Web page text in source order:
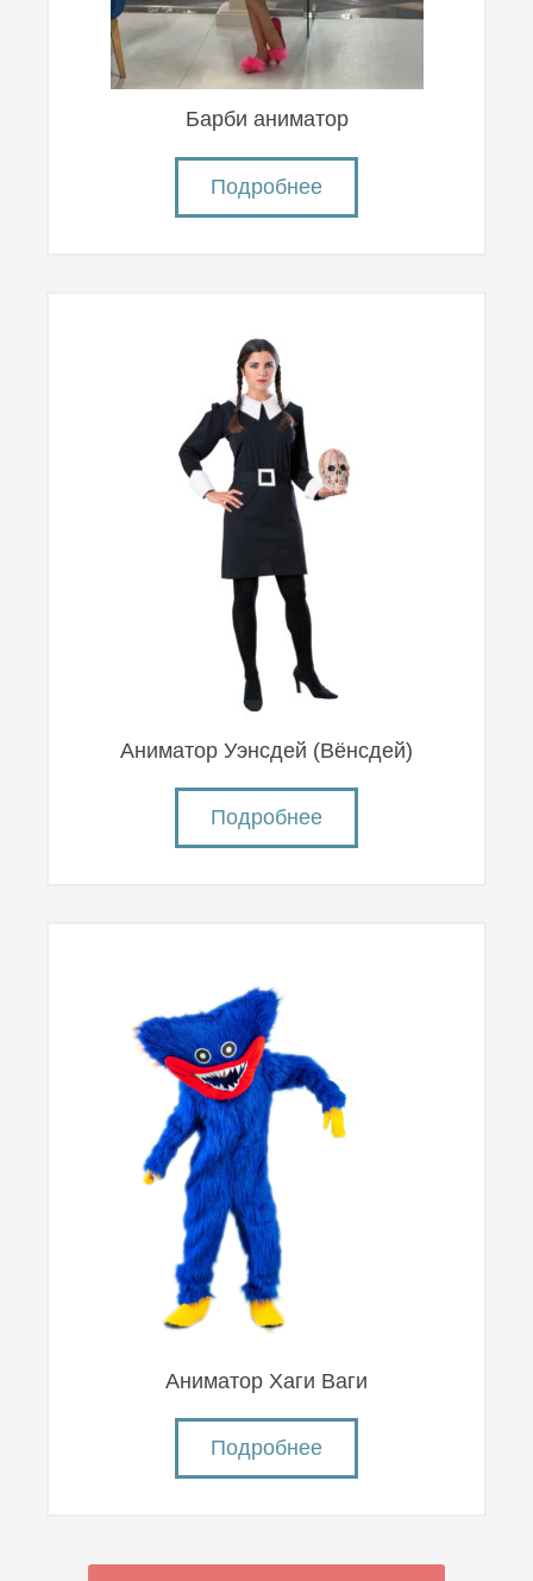
Барби аниматор
Подробнее
Аниматор Уэнсдей (Вëнсдей)
Подробнее
Аниматор Хаги Ваги
Подробнее